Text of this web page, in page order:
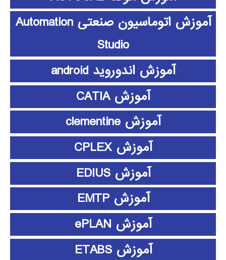
آموزش اتوماسیون صنعتی Automation
Studio
آموزش اندوروید android
آموزش CATIA
آموزش clementine
آموزش CPLEX
آموزش EDIUS
آموزش EMTP
آموزش ePLAN
آموزش ETABS